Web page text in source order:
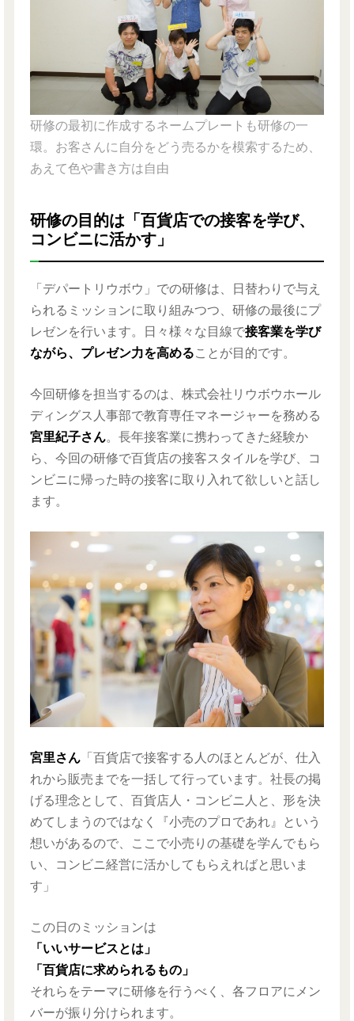
研修の最初に作成するネームプレートも研修の一
環。お客さんに自分をどう売るかを模索するため、
あえて色や書き方は自由
研修の目的は「百貨店での接客を学び、
コンビニに活かす」
「デパートリウボウ」での研修は、日替わりで与え
られるミッションに取り組みつつ、研修の最後にプ
レゼンを行います。日々様々な目線で接客業を学び
ながら、プレゼン力を高めることが目的です。
今回研修を担当するのは、株式会社リウボウホール
ディングス人事部で教育専任マネージャーを務める
宮里紀子さん。長年接客業に携わってきた経験か
ら、今回の研修で百貨店の接客スタイルを学び、コ
ンビニに帰った時の接客に取り入れて欲しいと話し
ます。
宮里さん 「百貨店で接客する人のほとんどが、仕入
れから販売までを一括して行っています。社長の掲
げる理念として、百貨店人・コンビニ人と、形を決
めてしまうのではなく『小売のプロであれ』という
想いがあるので、ここで小売りの基礎を学んでもら
い、コンビニ経営に活かしてもらえればと思いま
す」
この日のミッションは
「いいサービスとは」
「百貨店に求められるもの」
それらをテーマに研修を行うべく、各フロアにメン
バーが振り分けられます。